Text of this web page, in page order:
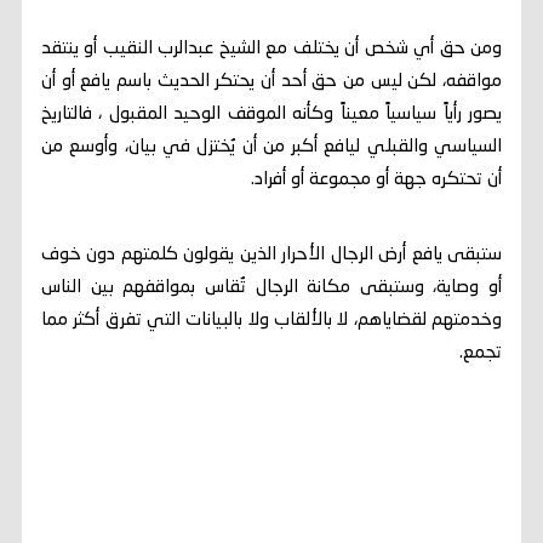
ومن حق أي شخص أن يختلف مع الشيخ عبدالرب النقيب أو ينتقد
مواقفه، لكن ليس من حق أحد أن يحتكر الحديث باسم يافع أو أن
يصور رأياً سياسياً معيناً وكأنه الموقف الوحيد المقبول ، فالتاريخ
السياسي والقبلي ليافع أكبر من أن يُختزل في بيان، وأوسع من
أن تحتكره جهة أو مجموعة أو أفراد.
ستبقى يافع أرض الرجال الأحرار الذين يقولون كلمتهم دون خوف
أو وصاية، وستبقى مكانة الرجال تُقاس بمواقفهم بين الناس
وخدمتهم لقضاياهم، لا بالألقاب ولا بالبيانات التي تفرق أكثر مما
تجمع.